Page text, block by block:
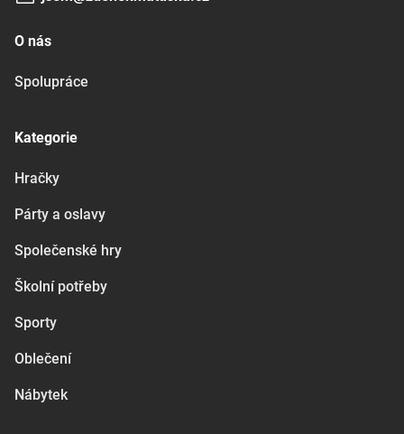
O nás
Spolupráce
Kategorie
Hračky
Párty a oslavy
Společenské hry
Školní potřeby
Sporty
Oblečení
Nábytek